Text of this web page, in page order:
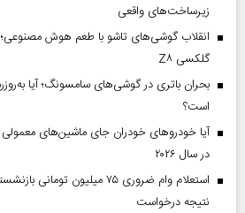
زیرساخت‌های واقعی
انقلاب گوشی‌های تاشو‌ با طعم هوش مصنوعی؛
گلکسی Z۸
است؟
آیا خودروهای خودران جای ماشین‌های
در سال ۲۰۲۶
استعلام وام ضروری ۷۵ میلیون
نتیجه درخواست